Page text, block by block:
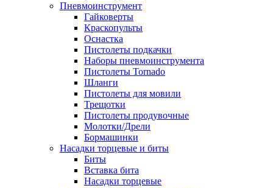
Пневмоинструмент
Гайковерты
Краскопульты
Оснастка
Пистолеты подкачки
Наборы пневмоинструмента
Пистолеты Tornado
Шланги
Пистолеты для мовили
Трещотки
Пистолеты продувочные
Молотки/Дрели
Бормашинки
Насадки торцевые и биты
Биты
Вставка бита
Насадки торцевые